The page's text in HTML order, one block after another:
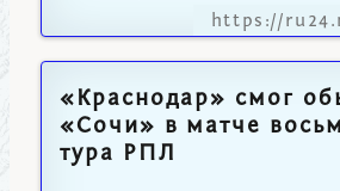
https://
«Краснодар» смог
«Сочи» в матче
тура РПЛ